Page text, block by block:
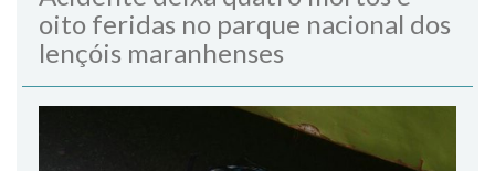
oito feridas no parque nacional dos
lençóis maranhenses